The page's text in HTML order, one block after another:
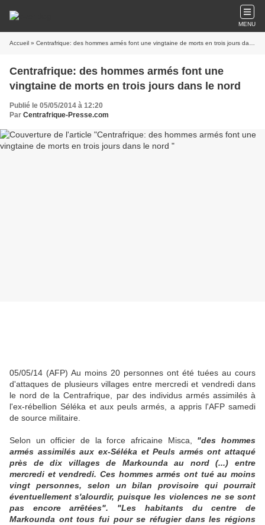
MENU
Accueil » Centrafrique: des hommes armés font une vingtaine de morts en trois jours dans le nord
Centrafrique: des hommes armés font une
vingtaine de morts en trois jours dans le nord
Publié le 05/05/2014 à 12:20
Par Centrafrique-Presse.com
05/05/14 (AFP) Au moins 20 personnes ont été tuées au cours
d'attaques de plusieurs villages entre mercredi et vendredi dans
le nord de la Centrafrique, par des individus armés assimilés à
l'ex-rébellion Séléka et aux peuls armés, a appris l'AFP samedi
de source militaire.
Selon un officier de la force africaine Misca, "des hommes
armés assimilés aux ex-Séléka et Peuls armés ont attaqué
près de dix villages de Markounda au nord (...) entre
mercredi et vendredi. Ces hommes armés ont tué au moins
vingt personnes, selon un bilan provisoire qui pourrait
éventuellement s'alourdir, puisque les violences ne se sont
pas encore arrêtées". "Les habitants du centre de
Markounda ont tous fui pour se réfugier dans les régions